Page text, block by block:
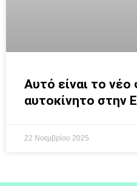
Αυτό είναι το
αυτοκίνητο στην
22 Νοεμβρίου 2025